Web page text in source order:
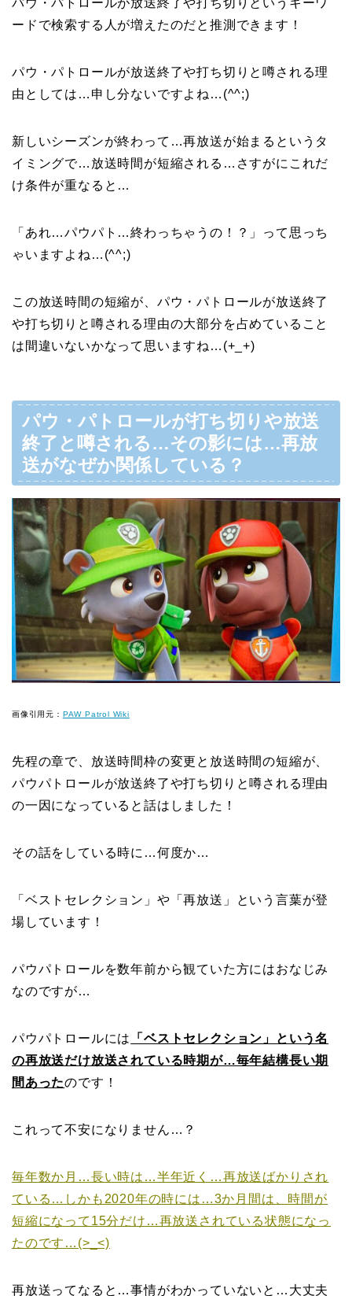
パウ・パトロールが放送終了や打ち切りというキーワ
ードで検索する人が増えたのだと推測できます！
パウ・パトロールが放送終了や打ち切りと噂される理
由としては…申し分ないですよね…(^^;)
新しいシーズンが終わって…再放送が始まるというタ
イミングで…放送時間が短縮される…さすがにこれだ
け条件が重なると…
「あれ…パウパト…終わっちゃうの！？」って思っち
ゃいますよね…(^^;)
この放送時間の短縮が、パウ・パトロールが放送終了
や打ち切りと噂される理由の大部分を占めていること
は間違いないかなって思いますね…(+_+)
パウ・パトロールが打ち切りや放送
終了と噂される…その影には…再放
送がなぜか関係している？
画像引用元： PAW Patrol Wiki
先程の章で、放送時間枠の変更と放送時間の短縮が、
パウパトロールが放送終了や打ち切りと噂される理由
の一因になっていると話はしました！
その話をしている時に…何度か…
「ベストセレクション」や「再放送」という言葉が登
場しています！
パウパトロールを数年前から観ていた方にはおなじみ
なのですが…
パウパトロールには
「ベストセレクション」という名
の再放送だけ放送されている時期が…毎年結構長い期
間あったのです！
これって不安になりません…？
毎年数か月…長い時は…半年近く…再放送ばかりされ
ている…しかも2020年の時には…3か月間は、時間が
短縮になって15分だけ…再放送されている状態になっ
たのです…(>_<)
再放送ってなると…事情がわかっていないと…大丈夫